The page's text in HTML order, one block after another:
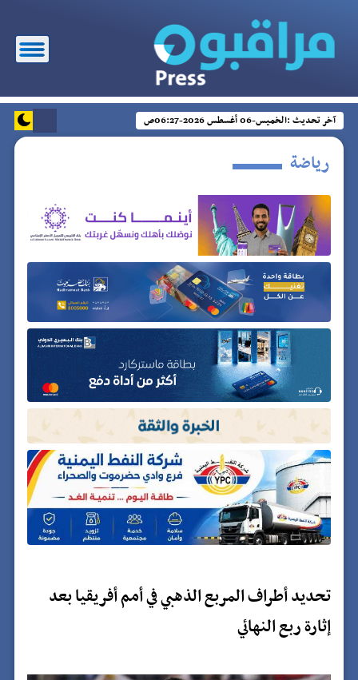
آخر تحديث :الخميس-06 أغسطس 2026-06:27ص
رياضة
تحديد أطراف المربع الذهبي في أمم أفريقيا بعد
إثارة ربع النهائي